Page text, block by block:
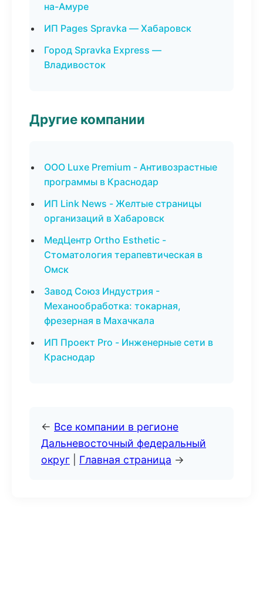
на-Амуре
ИП Pages Spravka — Хабаровск
Город Spravka Express —
Владивосток
Другие компании
ООО Luxe Premium - Антивозрастные
программы в Краснодар
ИП Link News - Желтые страницы
организаций в Хабаровск
МедЦентр Ortho Esthetic -
Стоматология терапевтическая в
Омск
Завод Союз Индустрия -
Механообработка: токарная,
фрезерная в Махачкала
ИП Проект Pro - Инженерные сети в
Краснодар
← Все компании в регионе
Дальневосточный федеральный
округ
Главная страница →